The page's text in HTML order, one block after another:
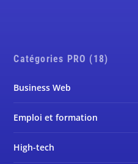
Catégories PRO (18)
Business Web
Emploi et formation
High-tech